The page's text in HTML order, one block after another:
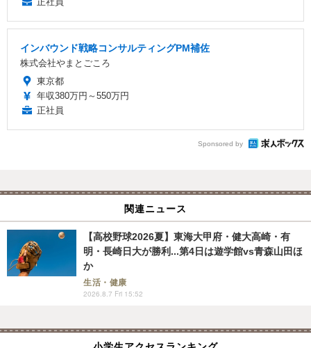
インバウンド戦略コンサルティングPM補佐
株式会社やまとごころ
東京都
年収380万円～550万円
正社員
Sponsored by
関連ニュース
【高校野球2026夏】東海大甲府・健大高崎・有
明・長崎日大が勝利...第4日は遊学館vs青森山田ほ
か
生活・健康
2026.8.7 Fri 15:52